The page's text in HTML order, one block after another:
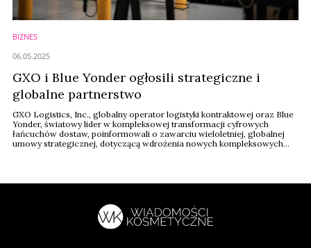
BIZNES
GXO i Blue Yonder ogłosili strategiczne i
globalne partnerstwo
GXO Logistics, Inc., globalny operator logistyki kontraktowej oraz Blue
Yonder, światowy lider w kompleksowej transformacji cyfrowych
łańcuchów dostaw, poinformowali o zawarciu wieloletniej, globalnej
umowy strategicznej, dotyczącą wdrożenia nowych kompleksowych
06.05.2025